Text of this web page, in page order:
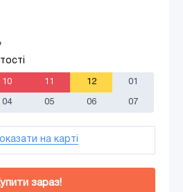
10 11 12 01
04 05 06 07
на карті
зараз!